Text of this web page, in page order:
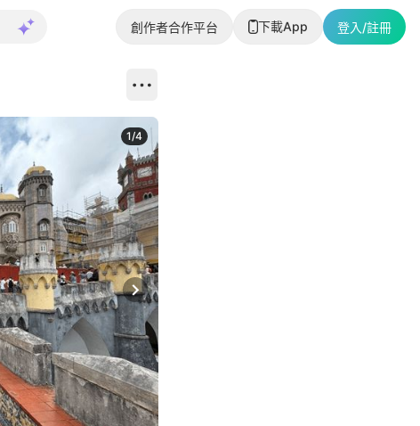
創作者合作平台 下載App 登入/註冊
Next slide
1/4